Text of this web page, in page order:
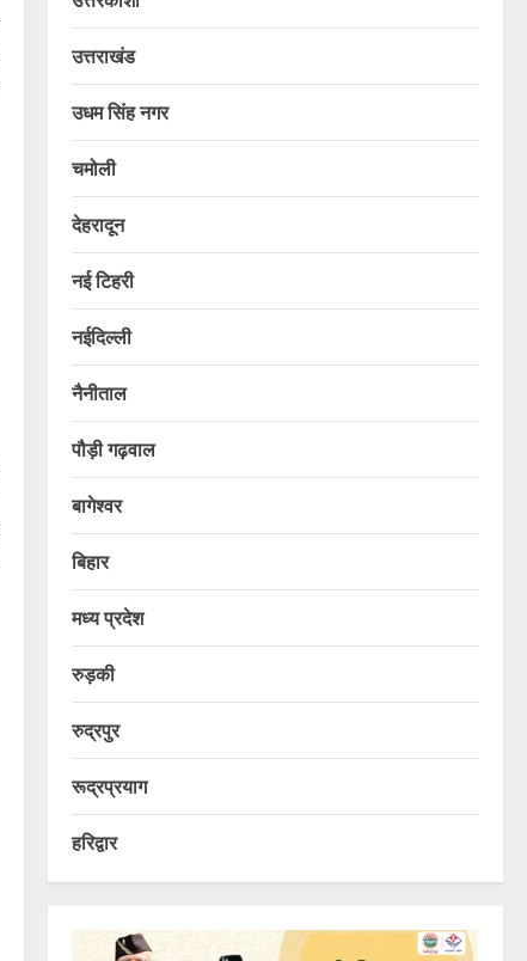
उत्तराखंड
उधम सिंह नगर
चमोली
देहरादून
नई टिहरी
नईदिल्ली
नैनीताल
पौड़ी गढ़वाल
बागेश्वर
बिहार
मध्य प्रदेश
रुड़की
रुद्रपुर
रूद्रप्रयाग
हरिद्वार